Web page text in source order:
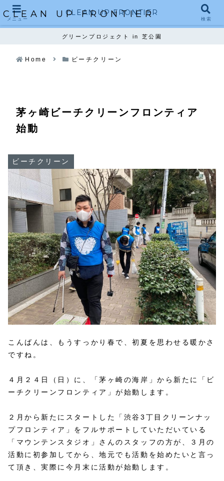
CLEAN UP FRONTIER
グリーンプロジェクト in 芝公園
Home ビーチクリーン
茅ヶ崎ビーチクリーンフロンティア
始動
ビーチクリーン
こんばんは、もうすっかり春で、初夏を思わせる暖かさ
ですね。
４月２４日（日）に、「茅ヶ崎の海岸」から新たに「ビ
ーチクリーンフロンティア」が始動します。
２月から新たにスタートした「渋谷3丁目クリーンナッ
プフロンティア」をフルサポートしていただいている
「マウンテンスタジオ」さんのスタッフの方が、３月の
活動に初参加してから、地元でも活動を始めたいと言っ
て頂き、実際に今月末に活動が始動します。
メニュー
CLEAN UP FRONTIER
検索